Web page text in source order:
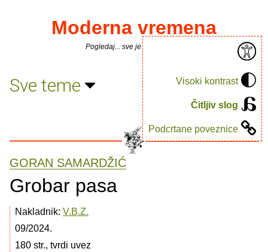
Visoki kontrast
Čitljiv slog
Podcrtane poveznice
Moderna vremena
Pogledaj... sve je puno knjiga.
Sve teme
GORAN SAMARDŽIĆ
Grobar pasa
Nakladnik: V.B.Z.
09/2024.
180 str., tvrdi uvez